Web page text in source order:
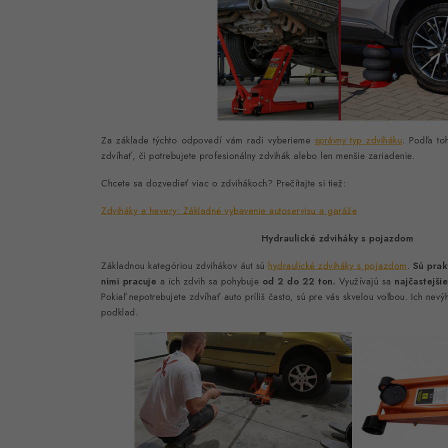
Za základe týchto odpovedí vám radi vyberieme správny typ zdviháku. Podľa
zdvíhať, či potrebujete profesionálny zdvihák alebo len menšie zariadenie.
Chcete sa dozvedieť viac o zdvihákoch? Prečítajte si tiež:
Zdviháky a hevery: Základné vybavenie autoservisu a garáže
Hydraulické zdviháky s pojazdom
Základnou kategóriou zdvihákov áut sú hydraulické zdviháky s pojazdom. Sú
nimi pracuje a ich zdvih sa pohybuje od 2 do 22 ton. Využívajú sa najčastejšie
Pokiaľ nepotrebujete zdvíhať auto príliš často, sú pre vás skvelou voľbou. Ich
podklad.